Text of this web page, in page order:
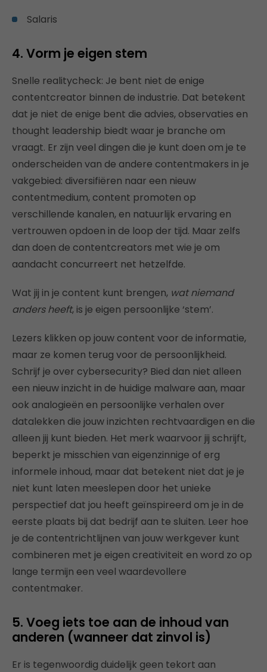
Salaris
4. Vorm je eigen stem
Snelle realitycheck: Je bent niet de enige
contentcreator binnen de industrie. Dat betekent
dat je niet de enige bent die advies, observaties en
thought leadership biedt waar je branche om
vraagt. Er zijn veel dingen die je kunt doen om je te
onderscheiden van de andere contentmakers in je
vakgebied: diversifiëren naar een nieuw
contentmedium, content promoten op
verschillende kanalen, en natuurlijk ervaring en
vertrouwen opdoen in de loop der tijd. Maar zelfs
dan doen de contentcreators met wie je om
aandacht concurreert net hetzelfde.
Wat jij in je content kunt brengen, wat niemand
anders heeft, is je eigen persoonlijke ‘stem’.
Lezers klikken op jouw content voor de informatie,
maar ze komen terug voor de persoonlijkheid.
Schrijf je over cybersecurity? Bied dan niet alleen
een nieuw inzicht in de huidige malware aan, maar
ook analogieën en persoonlijke verhalen over
datalekken die jouw inzichten rechtvaardigen en die
alleen jij kunt bieden. Het merk waarvoor jij schrijft,
beperkt je misschien van eigenzinnige of erg
informele inhoud, maar dat betekent niet dat je je
niet kunt laten meeslepen door het unieke
perspectief dat jou heeft geïnspireerd om je in de
eerste plaats bij dat bedrijf aan te sluiten. Leer hoe
je de contentrichtlijnen van jouw werkgever kunt
combineren met je eigen creativiteit en word zo op
lange termijn een veel waardevollere
contentmaker.
5. Voeg iets toe aan de inhoud van
anderen (wanneer dat zinvol is)
Er is tegenwoordig duidelijk geen tekort aan